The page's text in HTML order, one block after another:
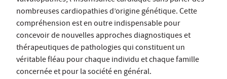
nombreuses cardiopathies d’origine génétique. Cette
compréhension est en outre indispensable pour
concevoir de nouvelles approches diagnostiques et
thérapeutiques de pathologies qui constituent un
véritable fléau pour chaque individu et chaque famille
concernée et pour la société en général.